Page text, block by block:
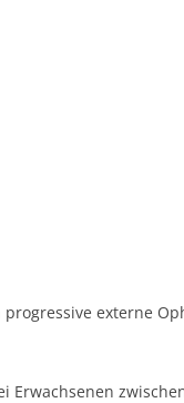
externe
Erwachsenen